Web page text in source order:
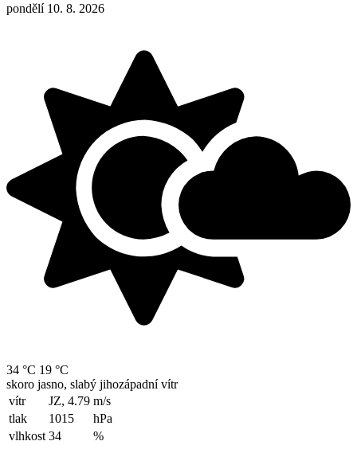
pondělí 10. 8. 2026
34 °C 19 °C
skoro jasno, slabý jihozápadní vítr
vítr
JZ, 4.79 m/s
tlak
1015
hPa
vlhkost 34 %